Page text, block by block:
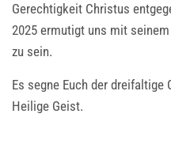
Gerechtigkeit Christus
2025 ermutigt uns mit
zu sein.
Es segne Euch der dreifaltige
Heilige Geist.